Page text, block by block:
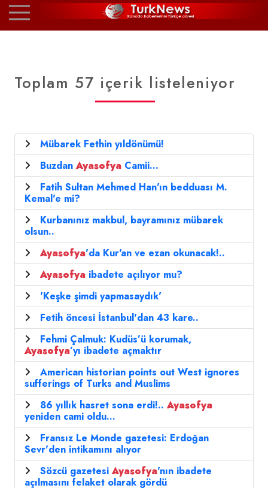
Toplam 57 içerik listeleniyor
Mübarek Fethin yıldönümü!
BuzdanAyasofya Camii...
Fatih Sultan Mehmed Han'ın bedduası M.
Kemal'e mi?
Kurbanınız makbul, bayramınız mübarek
olsun..
Ayasofya'da Kur'an ve ezan okunacak!..
Ayasofya ibadete açılıyor mu?
'Keşke şimdi yapmasaydık'
Fetih öncesi İstanbul'dan 43 kare..
Fehmi Çalmuk: Kudüs’ü korumak,
Ayasofya’yı ibadete açmaktır
American historian points out West ignores
sufferings of Turks and Muslims
86 yıllık hasret sona erdi!..Ayasofya
yeniden cami oldu...
Fransız Le Monde gazetesi: Erdoğan
Sevr'den intikamını alıyor
Sözcü gazetesiAyasofya'nın ibadete
açılmasını felaket olarak gördü